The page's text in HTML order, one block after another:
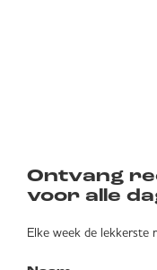
Ontvang
voor alle
Elke week de lekkerste